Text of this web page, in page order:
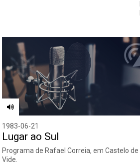
1983-06-21
Lugar ao Sul
Programa de Rafael Correia, em Castelo de
Vide.